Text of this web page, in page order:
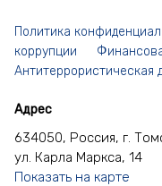
Политика
коррупции
Антитеррористическая
Адрес
634050, Россия, г.
ул. Карла Маркса, 14
Показать на карте